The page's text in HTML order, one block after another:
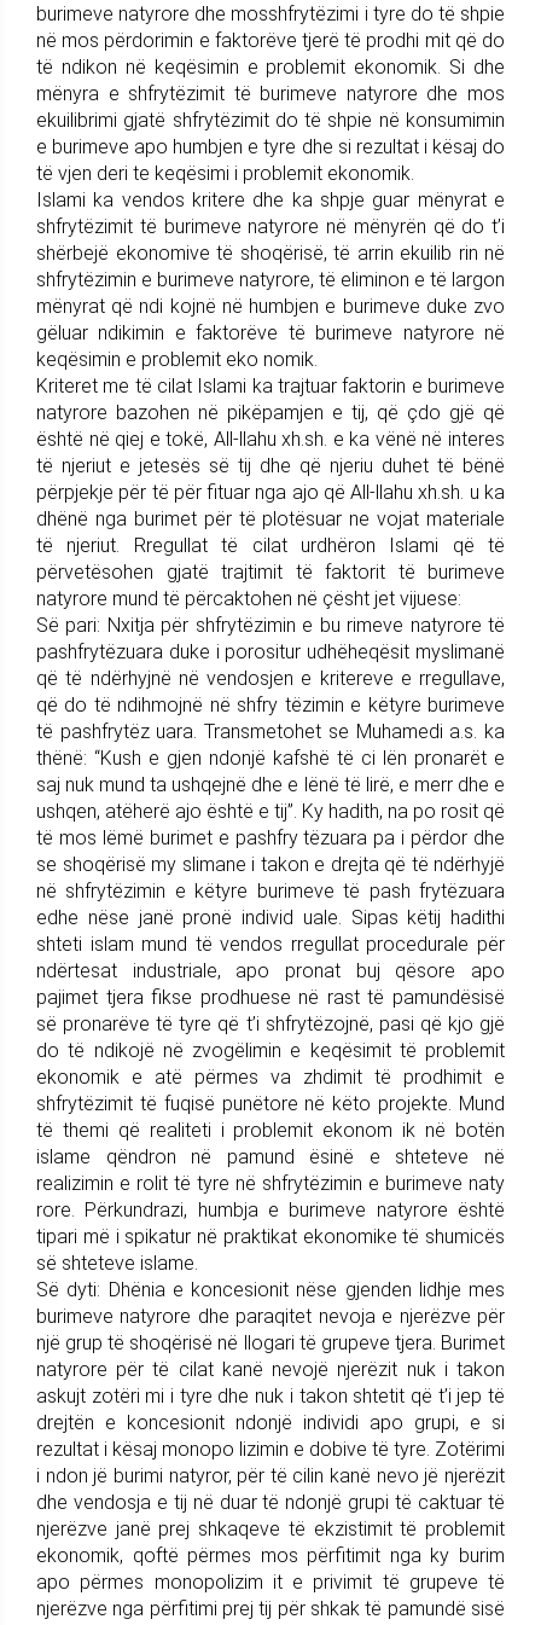
burimeve natyrore dhe mosshfrytëzimi i tyre do të shpie
në mos përdorimin e faktorëve tjerë të prodhi mit që do
të ndikon në keqësimin e problemit ekonomik. Si dhe
mënyra e shfrytëzimit të burimeve natyrore dhe mos
ekuilibrimi gjatë shfrytëzimit do të shpie në konsumimin
e burimeve apo humbjen e tyre dhe si rezultat i kësaj do
të vjen deri te keqësimi i problemit ekonomik.
Islami ka vendos kritere dhe ka shpje guar mënyrat e
shfrytëzimit të burimeve natyrore në mënyrën që do t’i
shërbejë ekonomive të shoqërisë, të arrin ekuilib rin në
shfrytëzimin e burimeve natyrore, të eliminon e të largon
mënyrat që ndi kojnë në humbjen e burimeve duke zvo
gëluar ndikimin e faktorëve të burimeve natyrore në
keqësimin e problemit eko nomik.
Kriteret me të cilat Islami ka trajtuar faktorin e burimeve
natyrore bazohen në pikëpamjen e tij, që çdo gjë që
është në qiej e tokë, All-llahu xh.sh. e ka vënë në interes
të njeriut e jetesës së tij dhe që njeriu duhet të bënë
përpjekje për të për fituar nga ajo që All-llahu xh.sh. u ka
dhënë nga burimet për të plotësuar ne vojat materiale
të njeriut. Rregullat të cilat urdhëron Islami që të
përvetësohen gjatë trajtimit të faktorit të burimeve
natyrore mund të përcaktohen në çësht jet vijuese:
Së pari: Nxitja për shfrytëzimin e bu rimeve natyrore të
pashfrytëzuara duke i porositur udhëheqësit myslimanë
që të ndërhyjnë në vendosjen e kritereve e rregullave,
që do të ndihmojnë në shfry tëzimin e këtyre burimeve
të pashfrytëz uara. Transmetohet se Muhamedi a.s. ka
thënë: “Kush e gjen ndonjë kafshë të ci lën pronarët e
saj nuk mund ta ushqejnë dhe e lënë të lirë, e merr dhe e
ushqen, atëherë ajo është e tij”. Ky hadith, na po rosit që
të mos lëmë burimet e pashfry tëzuara pa i përdor dhe
se shoqërisë my slimane i takon e drejta që të ndërhyjë
në shfrytëzimin e këtyre burimeve të pash frytëzuara
edhe nëse janë pronë individ uale. Sipas këtij hadithi
shteti islam mund të vendos rregullat procedurale për
ndërtesat industriale, apo pronat buj qësore apo
pajimet tjera fikse prodhuese në rast të pamundësisë
së pronarëve të tyre që t’i shfrytëzojnë, pasi që kjo gjë
do të ndikojë në zvogëlimin e keqësimit të problemit
ekonomik e atë përmes va zhdimit të prodhimit e
shfrytëzimit të fuqisë punëtore në këto projekte. Mund
të themi që realiteti i problemit ekonom ik në botën
islame qëndron në pamund ësinë e shteteve në
realizimin e rolit të tyre në shfrytëzimin e burimeve naty
rore. Përkundrazi, humbja e burimeve natyrore është
tipari më i spikatur në praktikat ekonomike të shumicës
së shteteve islame.
Së dyti: Dhënia e koncesionit nëse gjenden lidhje mes
burimeve natyrore dhe paraqitet nevoja e njerëzve për
një grup të shoqërisë në llogari të grupeve tjera. Burimet
natyrore për të cilat kanë nevojë njerëzit nuk i takon
askujt zotëri mi i tyre dhe nuk i takon shtetit që t’i jep të
drejtën e koncesionit ndonjë individi apo grupi, e si
rezultat i kësaj monopo lizimin e dobive të tyre. Zotërimi
i ndon jë burimi natyror, për të cilin kanë nevo jë njerëzit
dhe vendosja e tij në duar të ndonjë grupi të caktuar të
njerëzve janë prej shkaqeve të ekzistimit të problemit
ekonomik, qoftë përmes mos përfitimit nga ky burim
apo përmes monopolizim it e privimit të grupeve të
njerëzve nga përfitimi prej tij për shkak të pamundë sisë